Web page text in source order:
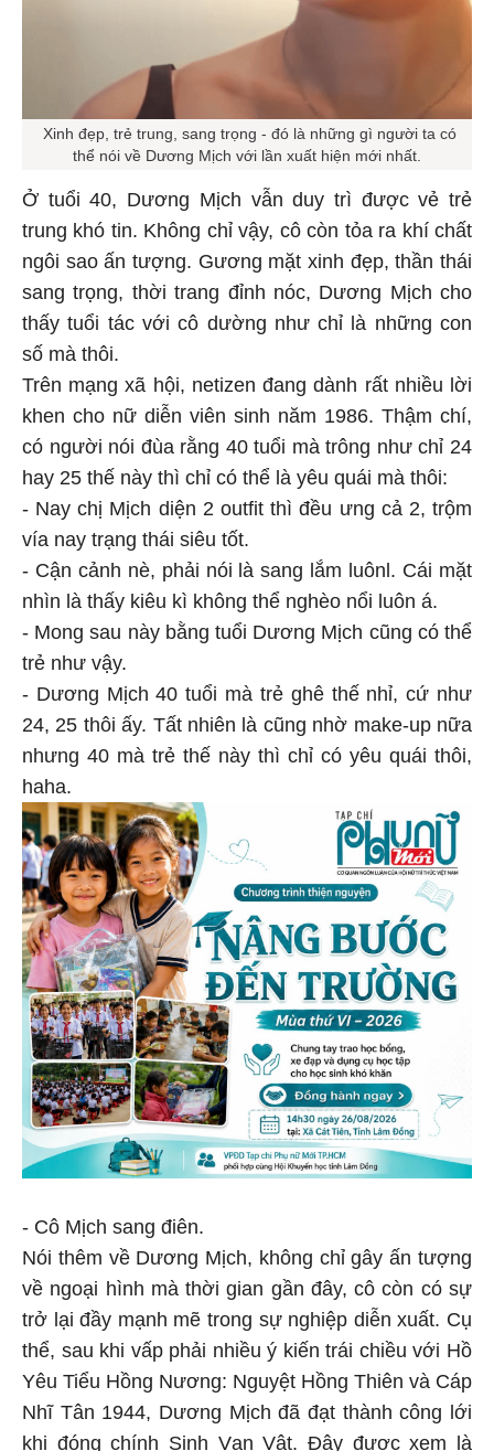
Xinh đẹp, trẻ trung, sang trọng - đó là những gì người ta có
thể nói về Dương Mịch với lần xuất hiện mới nhất.
Ở tuổi 40, Dương Mịch vẫn duy trì được vẻ trẻ
trung khó tin. Không chỉ vậy, cô còn tỏa ra khí chất
ngôi sao ấn tượng. Gương mặt xinh đẹp, thần thái
sang trọng, thời trang đỉnh nóc, Dương Mịch cho
thấy tuổi tác với cô dường như chỉ là những con
số mà thôi.
Trên mạng xã hội, netizen đang dành rất nhiều lời
khen cho nữ diễn viên sinh năm 1986. Thậm chí,
có người nói đùa rằng 40 tuổi mà trông như chỉ 24
hay 25 thế này thì chỉ có thể là yêu quái mà thôi:
- Nay chị Mịch diện 2 outfit thì đều ưng cả 2, trộm
vía nay trạng thái siêu tốt.
- Cận cảnh nè, phải nói là sang lắm luônl. Cái mặt
nhìn là thấy kiêu kì không thể nghèo nổi luôn á.
- Mong sau này bằng tuổi Dương Mịch cũng có thể
trẻ như vậy.
- Dương Mịch 40 tuổi mà trẻ ghê thế nhỉ, cứ như
24, 25 thôi ấy. Tất nhiên là cũng nhờ make-up nữa
nhưng 40 mà trẻ thế này thì chỉ có yêu quái thôi,
haha.
- Cô Mịch sang điên.
Nói thêm về Dương Mịch, không chỉ gây ấn tượng
về ngoại hình mà thời gian gần đây, cô còn có sự
trở lại đầy mạnh mẽ trong sự nghiệp diễn xuất. Cụ
thể, sau khi vấp phải nhiều ý kiến trái chiều với Hồ
Yêu Tiểu Hồng Nương: Nguyệt Hồng Thiên và Cáp
Nhĩ Tân 1944, Dương Mịch đã đạt thành công lới
khi đóng chính Sinh Vạn Vật. Đây được xem là